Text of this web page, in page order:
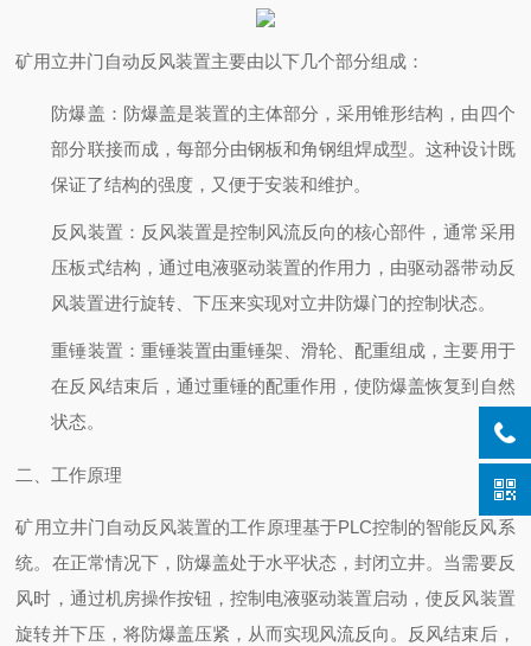
矿用立井门自动反风装置主要由以下几个部分组成：
防爆盖 ：防爆盖是装置的主体部分，采用锥形结构，由四个
部分联接而成，每部分由钢板和角钢组焊成型。这种设计既
保证了结构的强度，又便于安装和维护。
反风装置 ：反风装置是控制风流反向的核心部件，通常采用
压板式结构，通过电液驱动装置的作用力，由驱动器带动反
风装置进行旋转、下压来实现对立井防爆门的控制状态。
重锤装置 ：重锤装置由重锤架、滑轮、配重组成，主要用于
在反风结束后，通过重锤的配重作用，使防爆盖恢复到自然
状态。
二、工作原理
矿用立井门自动反风装置的工作原理基于PLC控制的智能反风系
统。在正常情况下，防爆盖处于水平状态，封闭立井。当需要反
风时，通过机房操作按钮，控制电液驱动装置启动，使反风装置
旋转并下压，将防爆盖压紧，从而实现风流反向。反风结束后，